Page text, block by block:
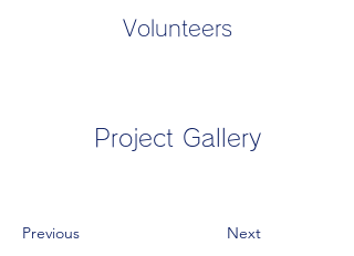
Volunteers
Project Gallery
Previous Next